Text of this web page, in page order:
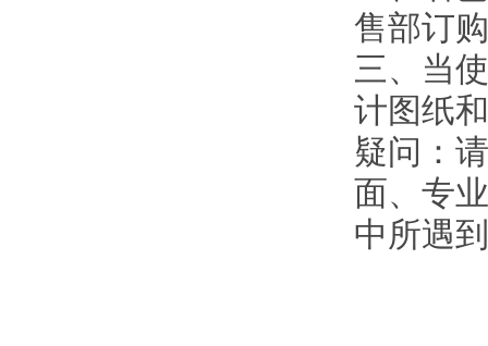
售部订
三、当
计图纸
疑问：
面、专
中所遇